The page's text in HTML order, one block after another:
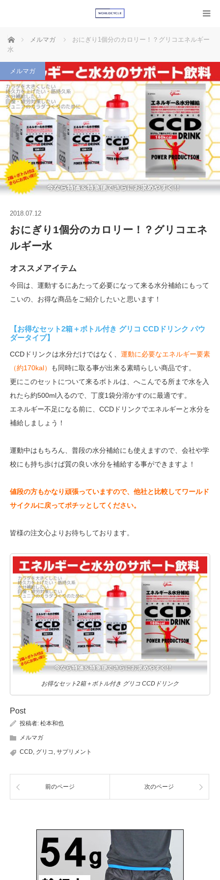
ホーム メルマガ
おにぎり1個分のカロリー！？グリコエネルギー
水
メルマガ
2018.07.12
おにぎり1個分のカロリー！？グリコエネ
ルギー水
オススメアイテム
今回は、運動するにあたって必要になって来る水分補給にもって
こいの、お得な商品をご紹介したいと思います！
【お得なセット2箱＋ボトル付き グリコ CCDドリンク パウ
ダータイプ】
CCDドリンクは水分だけではなく、 運動に必要なエネルギー要素
（約170kal）
も同時に取る事が出来る素晴らしい商品です。
更にこのセットについて来るボトルは、へこんでる所まで水を入
れたら約500ml入るので、丁度1袋分溶かすのに最適です。
エネルギー不足になる前に、CCDドリンクでエネルギーと水分を
補給しましょう！
運動中はもちろん、普段の水分補給にも使えますので、会社や学
校にも持ち歩けば質の良い水分を補給する事ができますよ！
値段の方もかなり頑張っていますので、他社と比較してワールド
サイクルに戻ってポチッとしてください。
皆様の注文心よりお待ちしております。
お得なセット2箱＋ボトル付き グリコ CCDドリンク
Post
投稿者: 松本和也
メルマガ
CCD, グリコ , サプリメント
前のページ 次のページ